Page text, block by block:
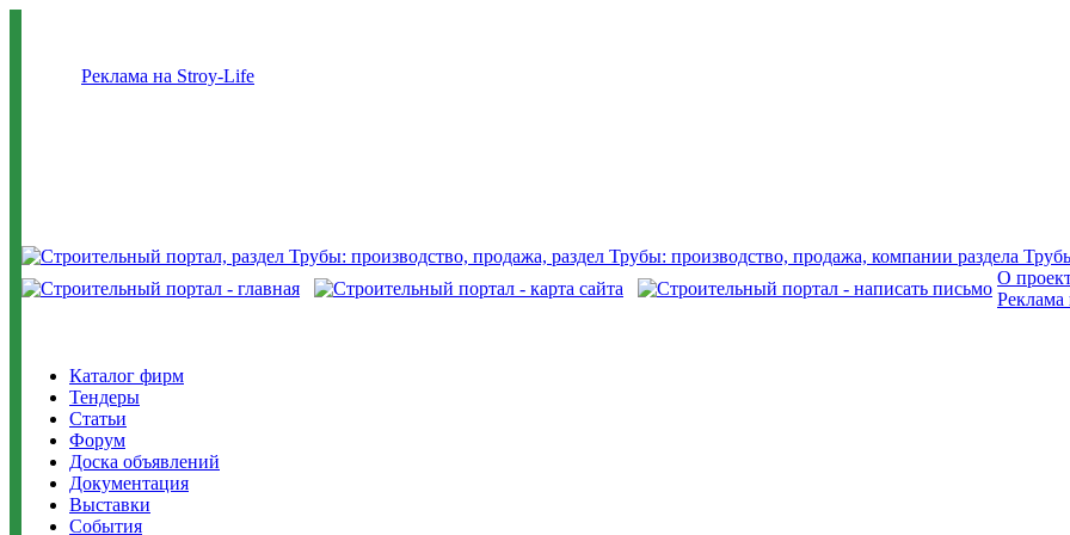
Реклама на Stroy-Life
О
Реклама
Каталог фирм
Тендеры
Статьи
Форум
Доска объявлений
Документация
Выставки
События